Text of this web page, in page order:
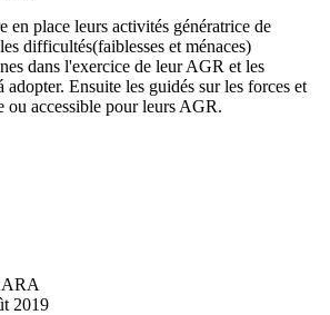
en place leurs activités génératrice de
difficultés(faiblesses et ménaces)
dans l'exercice de leur AGR et les
adopter. Ensuite les guidés sur les forces et
ou accessible pour leurs AGR.
2019